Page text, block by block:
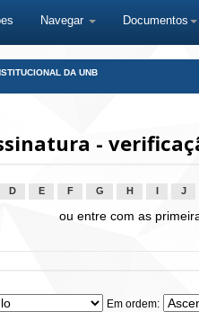
Navegar Documentos
DA UNB
-
D E F G H J
ou entre com as
Em ordem: